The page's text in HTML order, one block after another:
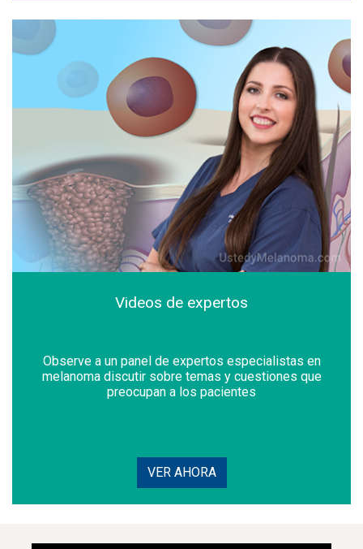
Videos de expertos
Observe a un panel de expertos especialistas en
melanoma discutir sobre temas y cuestiones que
preocupan a los pacientes
VER AHORA